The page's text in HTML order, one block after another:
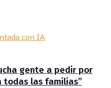
gente a pedir por
las familias”